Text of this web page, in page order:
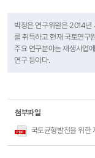
박정은 연구위원은 2014년
를 취득하고 현재 국토연구
주요 연구분야는 재생사업
연구 등이다.
첨부파일
국토균형발전을 위한